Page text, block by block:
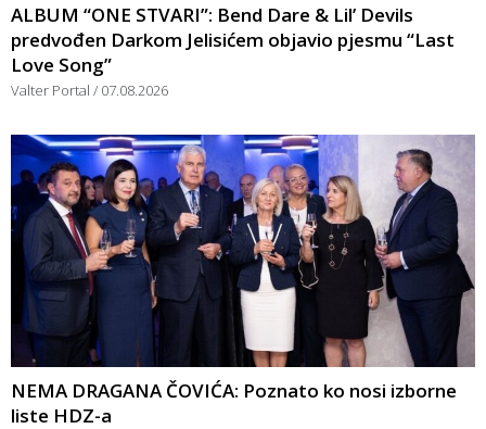
ALBUM “ONE STVARI”: Bend Dare & Lil’ Devils
predvođen Darkom Jelisićem objavio pjesmu “Last
Love Song”
Valter Portal 07.08.2026
NEMA DRAGANA ČOVIĆA: Poznato ko nosi izborne
liste HDZ-a